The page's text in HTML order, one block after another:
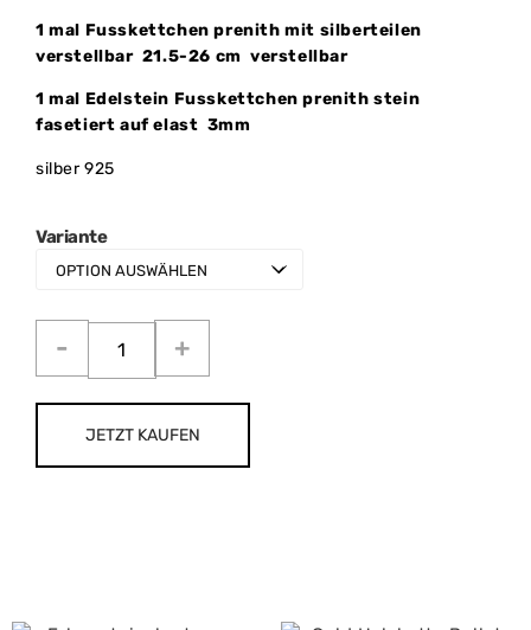
1 mal Fusskettchen prenith mit silberteilen
verstellbar 21.5-26 cm verstellbar
1 mal Edelstein Fusskettchen prenith stein
fasetiert auf elast 3mm
silber 925
Variante
JETZT KAUFEN